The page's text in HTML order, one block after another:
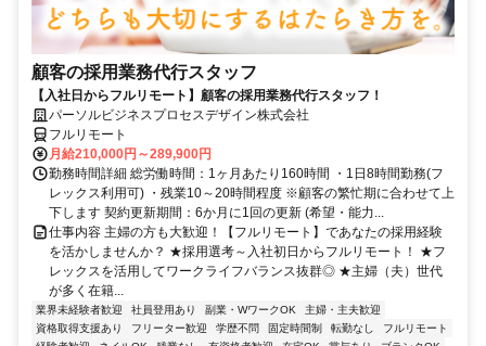
顧客の採用業務代行スタッフ
【入社日からフルリモート】顧客の採用業務代行スタッフ！
パーソルビジネスプロセスデザイン株式会社
フルリモート
月給210,000円～289,900円
勤務時間詳細 総労働時間：1ヶ月あたり160時間 ・1日8時間勤務(フ
レックス利用可) ・残業10～20時間程度 ※顧客の繁忙期に合わせて上
下します 契約更新期間：6か月に1回の更新 (希望・能力...
仕事内容 主婦の方も大歓迎！【フルリモート】であなたの採用経験
を活かしませんか？ ★採用選考～入社初日からフルリモート！ ★フ
レックスを活用してワークライフバランス抜群◎ ★主婦（夫）世代
が多く在籍...
業界未経験者歓迎 社員登用あり 副業・WワークOK
主婦・主夫歓迎
資格取得支援あり
フリーター歓迎 学歴不問 固定時間制 転勤なし
フルリモート